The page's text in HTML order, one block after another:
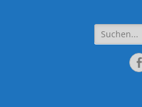
Suche
nach: